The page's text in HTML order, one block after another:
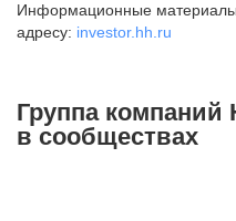
Муниципальный округ
2-я Брестская ул., д. 48,
+7 495 980-64-27
Информационные
адресу: investor.hh.ru
Группа компаний
в сообществах